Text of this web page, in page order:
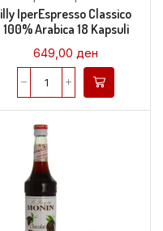
illy IperEspresso Classico
100% Arabica 18 Kapsuli
649,00 ден